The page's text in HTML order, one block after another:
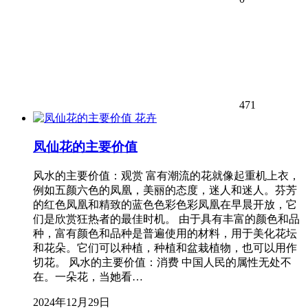
471
花卉
凤仙花的主要价值
风水的主要价值：观赏 富有潮流的花就像起重机上衣，
例如五颜六色的凤凰，美丽的态度，迷人和迷人。芬芳
的红色凤凰和精致的蓝色色彩色彩凤凰在早晨开放，它
们是欣赏狂热者的最佳时机。 由于具有丰富的颜色和品
种，富有颜色和品种是普遍使用的材料，用于美化花坛
和花朵。它们可以种植，种植和盆栽植物，也可以用作
切花。 风水的主要价值：消费 中国人民的属性无处不
在。一朵花，当她看…
2024年12月29日